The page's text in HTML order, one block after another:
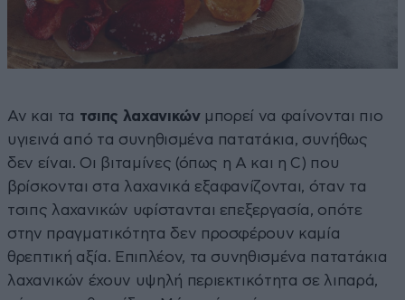
Αν και τα τσιπς λαχανικών μπορεί να φαίνονται πιο
υγιεινά από τα συνηθισμένα πατατάκια, συνήθως
δεν είναι. Οι βιταμίνες (όπως η Α και η C) που
βρίσκονται στα λαχανικά εξαφανίζονται, όταν τα
τσιπς λαχανικών υφίστανται επεξεργασία, οπότε
στην πραγματικότητα δεν προσφέρουν καμία
θρεπτική αξία. Επιπλέον, τα συνηθισμένα πατατάκια
λαχανικών έχουν υψηλή περιεκτικότητα σε λιπαρά,